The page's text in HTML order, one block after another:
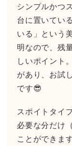
シンプルかつ
台に置いてい
いる」という
明なので、残
しいポイント
があり、お試
です😎
スポイトタイ
必要な分だけ
ことができま